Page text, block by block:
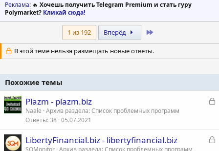
Реклама: 🔥 Хочешь получить Telegram Premium и стать гуру
Polymarket? Кликай сюда!
1 из 192 Вперёд
В этой теме нельзя размещать новые ответы.
Похожие темы
З
Plazm - plazm.biz
Naale Архив раздела: Список проблемных программ
Ответы 38 05.07.2021
З
LibertyFinancial.biz - libertyfinancial.biz